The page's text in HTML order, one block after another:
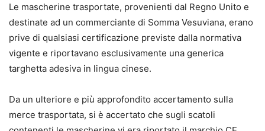
Le mascherine trasportate, provenienti dal Regno Unito e
destinate ad un commerciante di Somma Vesuviana, erano
prive di qualsiasi certificazione previste dalla normativa
vigente e riportavano esclusivamente una generica
targhetta adesiva in lingua cinese.
Da un ulteriore e più approfondito accertamento sulla
merce trasportata, si è accertato che sugli scatoli